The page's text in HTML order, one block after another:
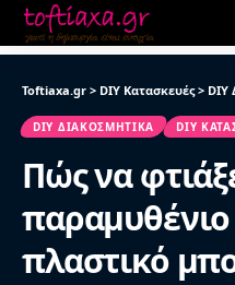
Toftiaxa.gr > DIY Κατασκευές> DIY
DIY ΔΙΑΚΟΣΜΗΤΙΚΆ DIY
Πώς να
πλαστικό